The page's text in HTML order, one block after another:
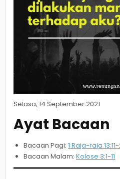
Selasa, 14 September 2021
Ayat Bacaan
Bacaan Pagi:1 Raja-raja
Bacaan Malam:Kolose 3:1-11